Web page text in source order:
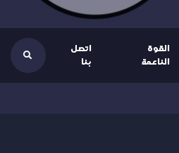
القوة
الناعمة
اتصل
بنا